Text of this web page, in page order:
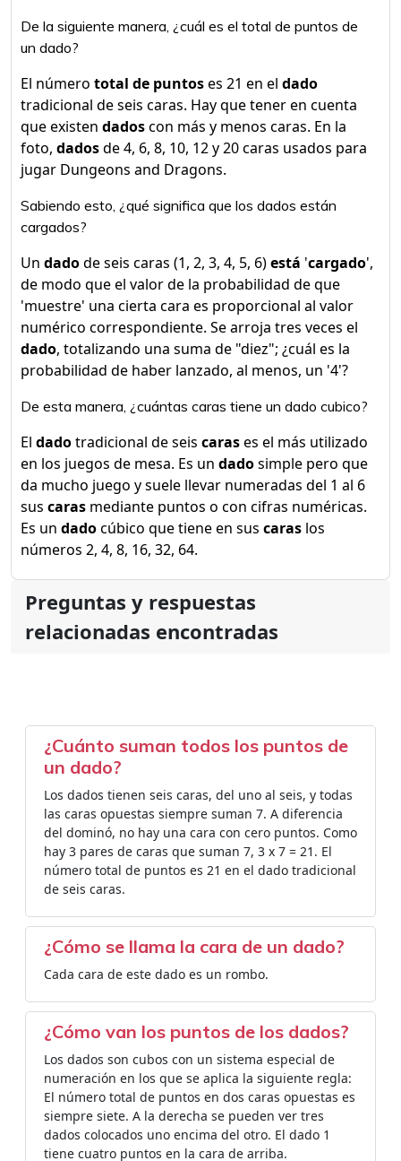
De la siguiente manera, ¿cuál es el total de puntos de
un dado?
El número total de puntoses 21 en el dado
tradicional de seis caras. Hay que tener en cuenta
que existen dadoscon más y menos caras. En la
foto, dadosde 4, 6, 8, 10, 12 y 20 caras usados para
jugar Dungeons and Dragons.
Sabiendo esto, ¿qué significa que los dados están
cargados?
Un dadode seis caras (1, 2, 3, 4, 5, 6)está 'cargado',
de modo que el valor de la probabilidad de que
'muestre' una cierta cara es proporcional al valor
numérico correspondiente. Se arroja tres veces el
dado, totalizando una suma de "diez"; ¿cuál es la
probabilidad de haber lanzado, al menos, un '4'?
De esta manera, ¿cuántas caras tiene un dado cubico?
El dadotradicional de seis carases el más utilizado
en los juegos de mesa. Es un dadosimple pero que
da mucho juego y suele llevar numeradas del 1 al 6
sus caras mediante puntos o con cifras numéricas.
Es un dadocúbico que tiene en sus caras los
números 2, 4, 8, 16, 32, 64.
Preguntas y respuestas
relacionadas encontradas
¿Cuánto suman todos los puntos de
un dado?
Los dados tienen seis caras, del uno al seis, y todas
las caras opuestas siempre suman 7. A diferencia
del dominó, no hay una cara con cero puntos. Como
hay 3 pares de caras que suman 7, 3 x 7 = 21. El
número total de puntos es 21 en el dado tradicional
de seis caras.
¿Cómo se llama la cara de un dado?
Cada cara de este dado es un rombo.
¿Cómo van los puntos de los dados?
Los dados son cubos con un sistema especial de
numeración en los que se aplica la siguiente regla:
El número total de puntos en dos caras opuestas es
siempre siete. A la derecha se pueden ver tres
dados colocados uno encima del otro. El dado 1
tiene cuatro puntos en la cara de arriba.